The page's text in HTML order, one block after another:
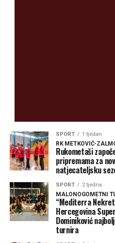
SPORT 1 tjedan
RK METKOVIĆ-
Rukometaši
pripremama za
natjecateljsku
SPORT 2 tjedna
MALONOGOMETNI
“Mediterra
Hercegovina
Dominiković
turnira